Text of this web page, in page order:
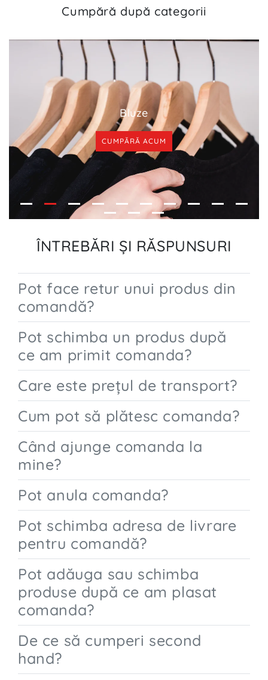
Cumpără după categorii
Bluze
CUMPĂRĂ ACUM
ÎNTREBĂRI ŞI RĂSPUNSURI
Pot face retur unui produs din
comandă?
Pot schimba un produs după
ce am primit comanda?
Care este preţul de transport?
Cum pot să plătesc comanda?
Când ajunge comanda la
mine?
Pot anula comanda?
Pot schimba adresa de livrare
pentru comandă?
Pot adăuga sau schimba
produse după ce am plasat
comanda?
De ce să cumperi second
hand?